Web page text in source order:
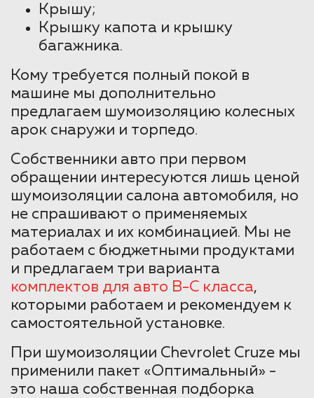
Крышу;
Крышку капота и крышку
багажника.
Кому требуется полный покой в
машине мы дополнительно
предлагаем шумоизоляцию колесных
арок снаружи и торпедо.
Собственники авто при первом
обращении интересуются лишь ценой
шумоизоляции салона автомобиля, но
не спрашивают о применяемых
материалах и их комбинацией. Мы не
работаем с бюджетными продуктами
и предлагаем три варианта
комплектов для авто B-C класса,
которыми работаем и рекомендуем к
самостоятельной установке.
При шумоизоляции Chevrolet Cruze мы
применили пакет «Оптимальный» -
это наша собственная подборка